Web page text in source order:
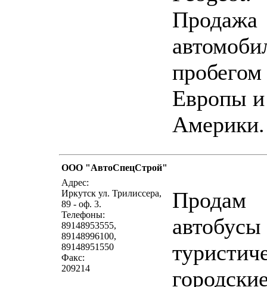
Продажа
пробегом
Европы и
Америки.
ООО "АвтоСпецСтрой"
Адрес:
Иркутск ул. Трилиссера,
89 - оф. 3.
Телефоны:
89148953555,
89148996100,
89148951550
Факс:
209214
Продам
автобусы